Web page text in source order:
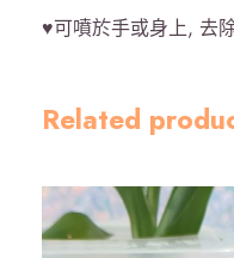
♥可噴於手或身上, 去
Related